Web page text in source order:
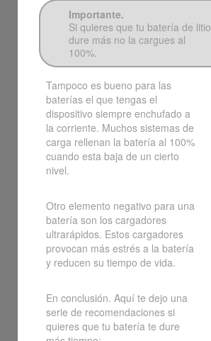
Importante.
Si quieres que tu batería de litio
dure más no la cargues al
100%.
Tampoco es bueno para las
baterías el que tengas el
dispositivo siempre enchufado a
la corriente. Muchos sistemas de
carga rellenan la batería al 100%
cuando esta baja de un cierto
nivel.
Otro elemento negativo para una
batería son los cargadores
ultrarápidos. Estos cargadores
provocan más estrés a la batería
y reducen su tiempo de vida.
En conclusión. Aquí te dejo una
serie de recomendaciones si
quieres que tu batería te dure